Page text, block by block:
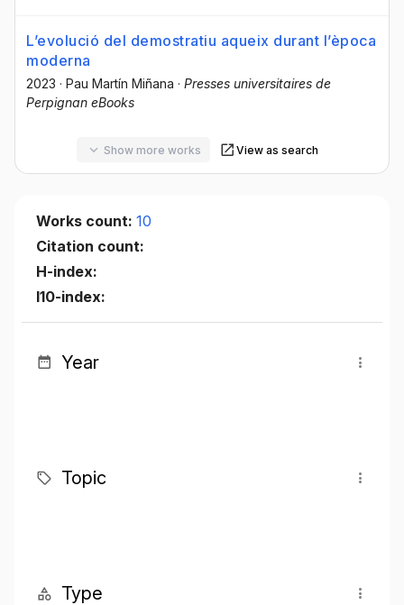
L’evolució del demostratiu aqueix durant l’època
moderna
2023 · Pau Martín Miñana · Presses universitaires de
Perpignan eBooks
Show more works View as search
Works count: 10
Citation count:
H-index:
I10-index:
Year
Topic
Type